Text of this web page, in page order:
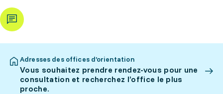
Adresses des offices d’orientation
Vous souhaitez prendre rendez-vous pour une
consultation et recherchez l’office le plus
proche.